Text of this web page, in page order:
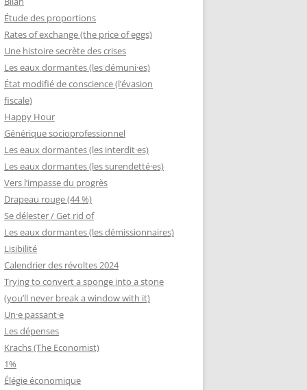
Étude des proportions
Rates of exchange (the price of eggs)
Une histoire secrète des crises
Les eaux dormantes (les démuni·es)
État modifié de conscience (l’évasion
fiscale)
Happy Hour
Générique socioprofessionnel
Les eaux dormantes (les interdit·es)
Les eaux dormantes (les surendetté·es)
Vers l’impasse du progrès
Drapeau rouge (44 %)
Se délester / Get rid of
Les eaux dormantes (les démissionnaires)
Lisibilité
Calendrier des révoltes 2024
Trying to convert a sponge into a stone
(you’ll never break a window with it)
Un·e passant·e
Les dépenses
Krachs (The Economist)
1%
Élégie économique